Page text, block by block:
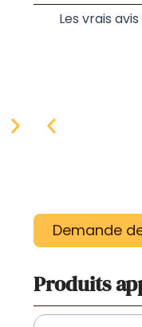
Les vrais
Demande
Produits